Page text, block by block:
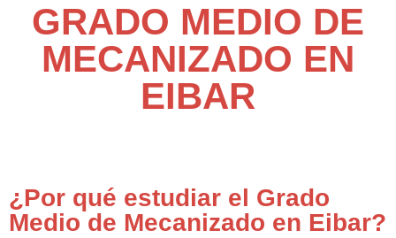
GRADO MEDIO DE
MECANIZADO EN
EIBAR
¿Por qué estudiar el Grado
Medio de Mecanizado en Eibar?